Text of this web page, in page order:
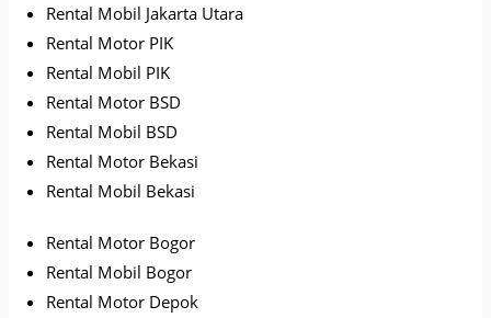
Rental Mobil Jakarta Utara
Rental Motor PIK
Rental Mobil PIK
Rental Motor BSD
Rental Mobil BSD
Rental Motor Bekasi
Rental Mobil Bekasi
Rental Motor Bogor
Rental Mobil Bogor
Rental Motor Depok